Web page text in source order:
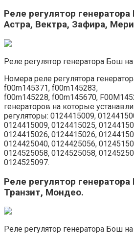
Реле регулятор
Астра, Вектра, Зафира,
Реле регулятор генератора Бош
Номера реле регулятора
f00m145371, f00m145283,
f00m145228, f00m145670,
генераторов на которые
регуляторы: 0124415009,
0124415009, 0124415025,
0124415026, 0124415026,
0124425040, 0124425056,
0124525058, 0124525058,
0124525097.
Реле регулятор
Транзит, Мондео.
Реле регулятор генератора Бош